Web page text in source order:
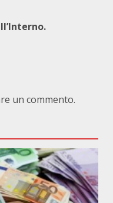
un commento.